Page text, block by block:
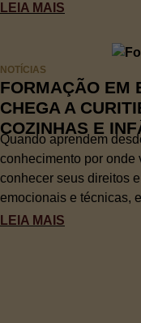
LEIA MAIS
NOTÍCIAS
FORMAÇÃO EM
CHEGA A
COZINHAS E
Quando aprendem
conhecimento por onde
conhecer seus direitos
emocionais e técnicas,
LEIA MAIS